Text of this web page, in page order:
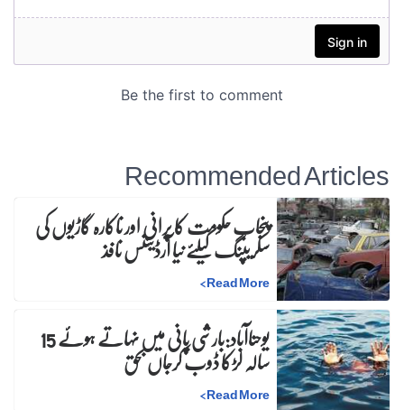
Recommended Articles
پنجاب حکومت کا پرانی اور ناکارہ گاڑیوں کی
سکریپنگ کیلئے نیا آرڈیننس نافذ
Read More
>
یوحناآباد:بارشی پانی میں نہاتے ہوئے 15 سالہ لڑکا ڈوب کرجاں بحق
Read More
>